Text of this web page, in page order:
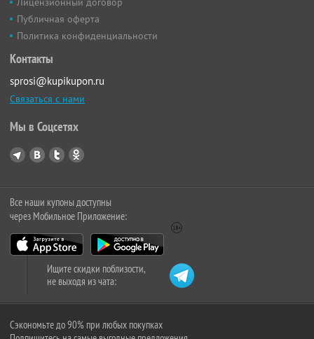
Публичная оферта
Политика конфиденциальности
Контакты
sprosi@kupikupon.ru
Связаться с нами
Мы в Соцсетях
Все наши купоны доступны
через Мобильное Приложение:
Ищите скидки поблизости,
не выходя из чата:
Сэкономьте до 90% при любых покупках